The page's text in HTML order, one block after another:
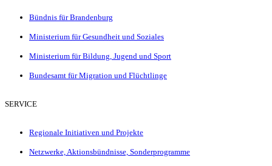
Bündnis für Brandenburg
Ministerium für Gesundheit und Soziales
Ministerium für Bildung, Jugend und Sport
Bundesamt für Migration und Flüchtlinge
SERVICE
Regionale Initiativen und Projekte
Netzwerke, Aktionsbündnisse, Sonderprogramme